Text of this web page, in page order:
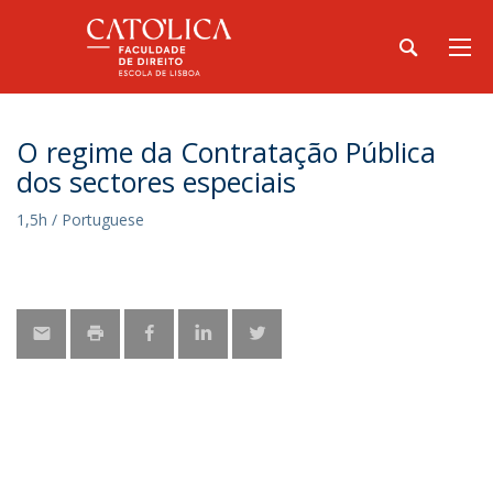
O regime da Contratação Pública
dos sectores especiais
1,5h / Portuguese